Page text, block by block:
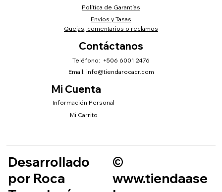
Envíos y Tasas
Política de Garantías
Quejas, comentarios o reclamos
Mi Cuenta
Información Personal
Mi Carrito
Contáctanos
Teléfono: +506 6001 2476
Email: info@tiendarocacr.com
Desarrollado
por Roca
©
www.tiendaase